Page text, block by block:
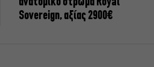
Sovereign, αξίας 2900€